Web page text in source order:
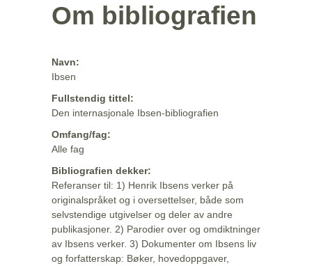
Om bibliografien
Navn:
Ibsen
Fullstendig tittel:
Den internasjonale Ibsen-bibliografien
Omfang/fag:
Alle fag
Bibliografien dekker:
Referanser til: 1) Henrik Ibsens verker på
originalspråket og i oversettelser, både som
selvstendige utgivelser og deler av andre
publikasjoner. 2) Parodier over og omdiktninger
av Ibsens verker. 3) Dokumenter om Ibsens liv
og forfatterskap: Bøker, hovedoppgaver,